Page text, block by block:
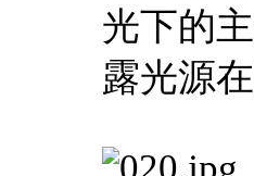
光下的
露光源